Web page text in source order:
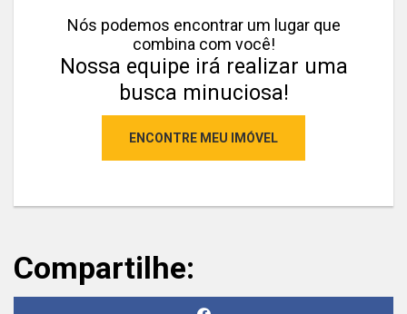
Nós podemos encontrar um lugar que
combina com você!
Nossa equipe irá realizar uma
busca minuciosa!
ENCONTRE MEU IMÓVEL
Compartilhe: